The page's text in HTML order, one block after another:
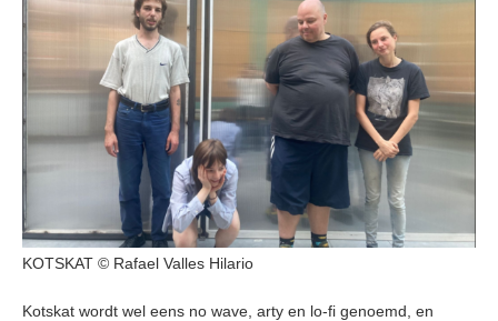
KOTSKAT © Rafael Valles Hilario
Kotskat wordt wel eens no wave, arty en lo-fi genoemd, en